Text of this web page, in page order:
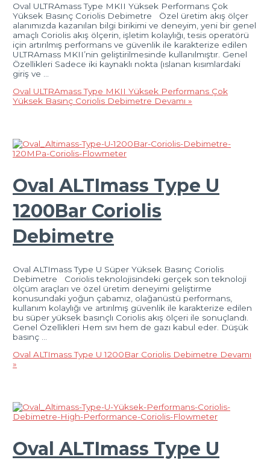
Oval ULTRAmass Type MKII Yüksek Performans Çok
Yüksek Basınç Coriolis Debimetre Özel üretim akış ölçer
alanımızda kazanılan bilgi birikimi ve deneyim, yeni bir genel
amaçlı Coriolis akış ölçerin, işletim kolaylığı, tesis operatörü
için artırılmış performans ve güvenlik ile karakterize edilen
ULTRAmass MKII’nin geliştirilmesinde kullanılmıştır. Genel
Özellikleri Sadece iki kaynaklı nokta (ıslanan kısımlardaki
giriş ve …
Oval ULTRAmass Type MKII Yüksek Performans Çok
Yüksek Basınç Coriolis Debimetre Devamı »
Oval ALTImass Type U
1200Bar Coriolis
Debimetre
Oval ALTImass Type U Süper Yüksek Basınç Coriolis
Debimetre Coriolis teknolojisindeki gerçek son teknoloji
ölçüm araçları ve özel üretim deneyimi geliştirme
konusundaki yoğun çabamız, olağanüstü performans,
kullanım kolaylığı ve artırılmış güvenlik ile karakterize edilen
bu süper yüksek basınçlı Coriolis akış ölçeri ile sonuçlandı.
Genel Özellikleri Hem sıvı hem de gazı kabul eder. Düşük
basınç …
Oval ALTImass Type U 1200Bar Coriolis Debimetre Devamı
»
Oval ALTImass Type U